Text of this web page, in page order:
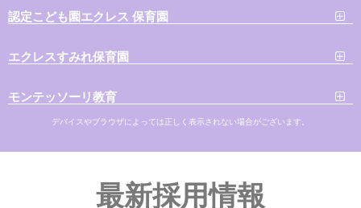
認定こども園エクレス 保育園
エクレスすみれ保育園
モンテッソーリ教育
デバイスやブラウザによっては正しく表示されない場合がございます。
最新採用情報